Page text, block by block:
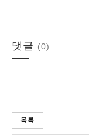
댓글 (0)
목록